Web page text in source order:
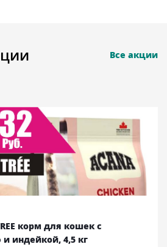
Все акции
корм для кошек с
индейкой, 4,5 кг